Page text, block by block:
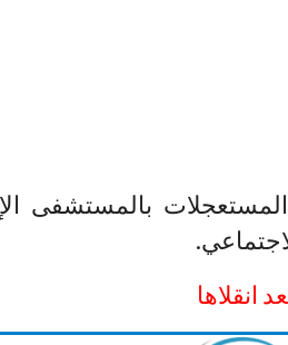
بالمستشفى
انقلاها